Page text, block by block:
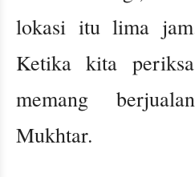
lokasi itu lima
Ketika kita
memang
Mukhtar.